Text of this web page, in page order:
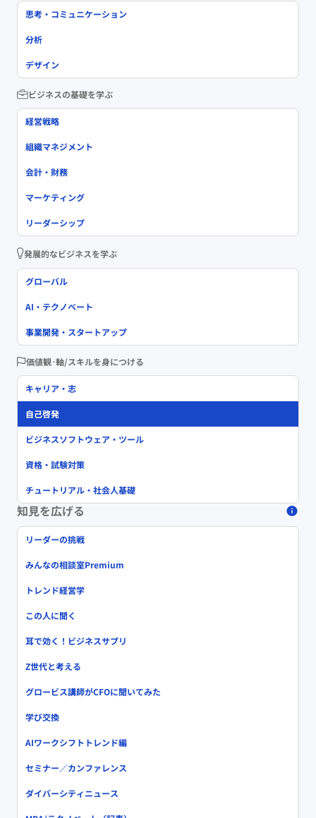
思考・コミュニケーション
分析
デザイン
ビジネスの基礎を学ぶ
経営戦略
組織マネジメント
会計・財務
マーケティング
リーダーシップ
発展的なビジネスを学ぶ
グローバル
AI・テクノベート
事業開発・スタートアップ
価値観･軸/スキルを身につける
キャリア・志
自己啓発
ビジネスソフトウェア・ツール
資格・試験対策
チュートリアル・社会人基礎
知見を広げる
リーダーの挑戦
みんなの相談室Premium
トレンド経営学
この人に聞く
耳で効く！ビジネスサプリ
Z世代と考える
グロービス講師がCFOに聞いてみた
学び交換
AIワークシフトトレンド編
セミナー／カンファレンス
ダイバーシティニュース